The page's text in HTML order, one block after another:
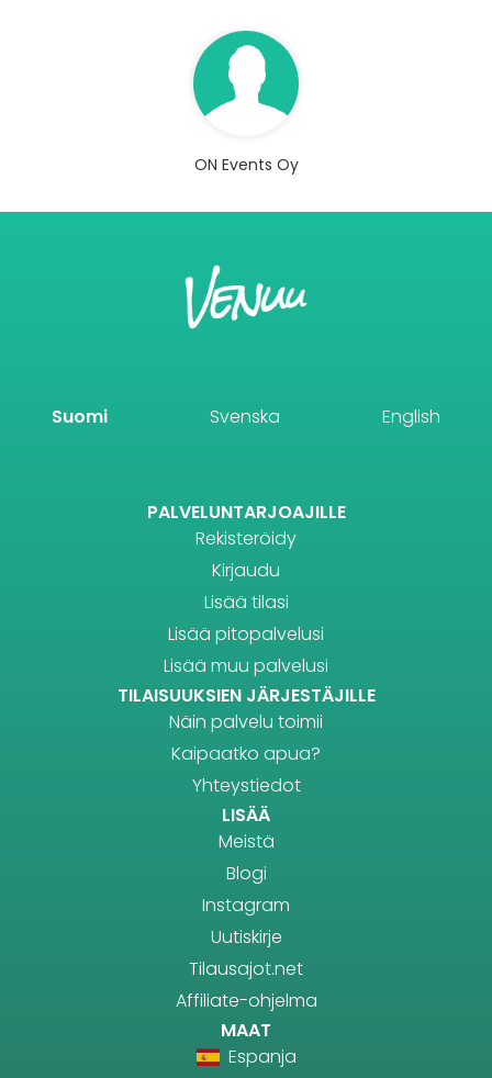
ON Events Oy
Suomi Svenska English
PALVELUNTARJOAJILLE
Rekisteröidy
Kirjaudu
Lisää tilasi
Lisää pitopalvelusi
Lisää muu palvelusi
TILAISUUKSIEN JÄRJESTÄJILLE
Näin palvelu toimii
Kaipaatko apua?
Yhteystiedot
LISÄÄ
Meistä
Blogi
Instagram
Uutiskirje
Tilausajot.net
Affiliate-ohjelma
MAAT
Espanja